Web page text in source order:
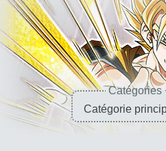
Catégories